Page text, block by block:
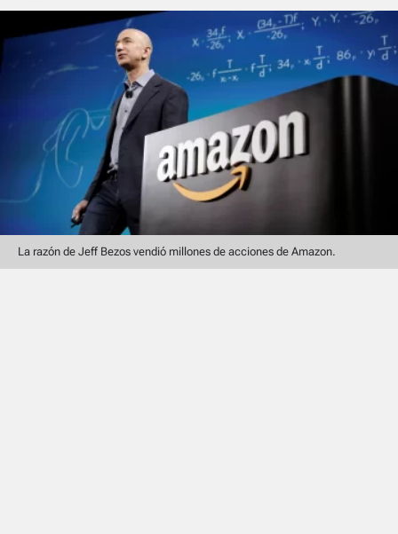
La razón de Jeff Bezos vendió millones de acciones de Amazon.